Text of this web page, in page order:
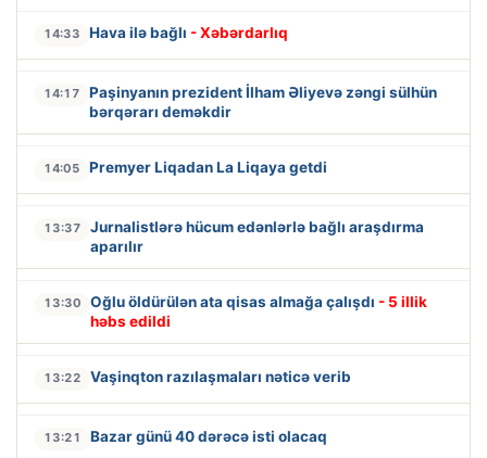
14:33 Hava ilə bağlı - Xəbərdarlıq
14:17
Paşinyanın prezident İlham Əliyevə zəngi sülhün
bərqərarı deməkdir
14:05 Premyer Liqadan La Liqaya getdi
13:37
Jurnalistlərə hücum edənlərlə bağlı araşdırma
aparılır
13:30 Oğlu öldürülən ata qisas almağa çalışdı - 5 illik
həbs edildi
13:22 Vaşinqton razılaşmaları nəticə verib
13:21 Bazar günü 40 dərəcə isti olacaq